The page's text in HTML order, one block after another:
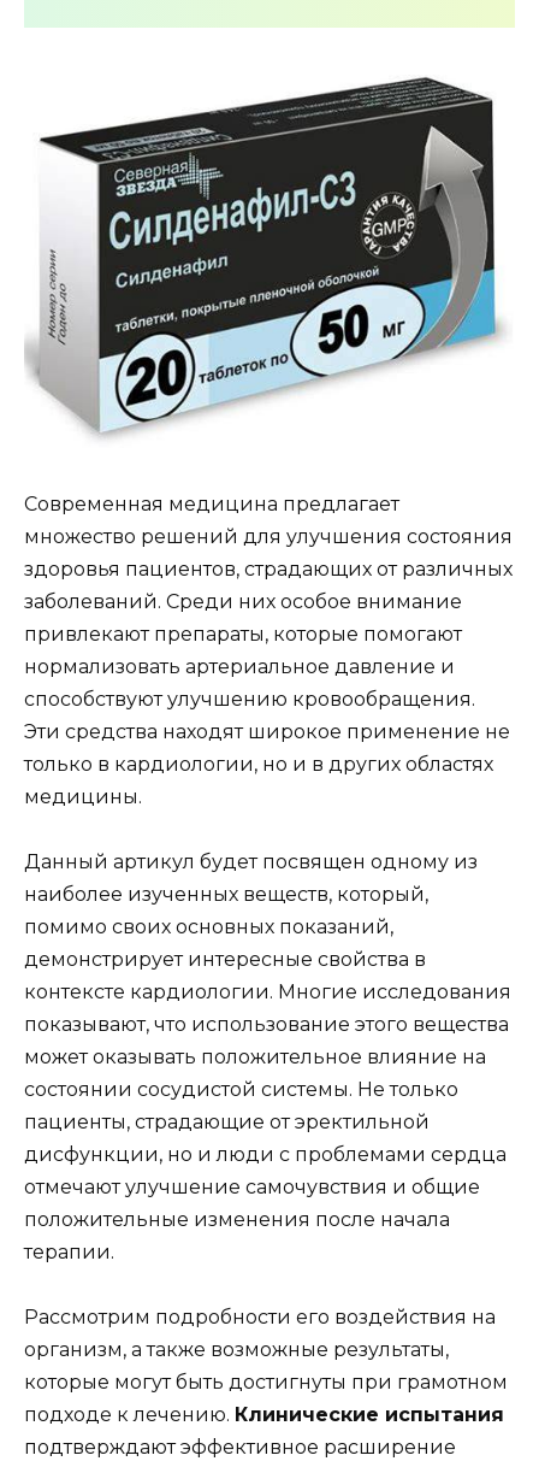
Современная медицина предлагает
множество решений для улучшения состояния
здоровья пациентов, страдающих от различных
заболеваний. Среди них особое внимание
привлекают препараты, которые помогают
нормализовать артериальное давление и
способствуют улучшению кровообращения.
Эти средства находят широкое применение не
только в кардиологии, но и в других областях
медицины.
Данный артикул будет посвящен одному из
наиболее изученных веществ, который,
помимо своих основных показаний,
демонстрирует интересные свойства в
контексте кардиологии. Многие исследования
показывают, что использование этого вещества
может оказывать положительное влияние на
состоянии сосудистой системы. Не только
пациенты, страдающие от эректильной
дисфункции, но и люди с проблемами сердца
отмечают улучшение самочувствия и общие
положительные изменения после начала
терапии.
Рассмотрим подробности его воздействия на
организм, а также возможные результаты,
которые могут быть достигнуты при грамотном
подходе к лечению. Клинические испытания
подтверждают эффективное расширение